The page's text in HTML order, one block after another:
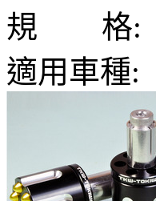
規 格:
適用車種: